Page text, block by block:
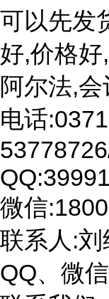
可以先发
好,价格
阿尔法,
电话
微信
联系人:
QQ、微